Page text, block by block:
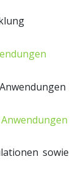
sowie